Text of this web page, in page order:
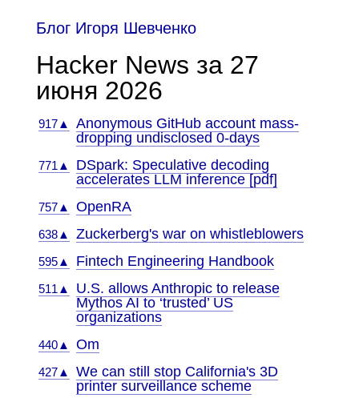
Блог Игоря Шевченко
Hacker News за 27
июня 2026
917▲
Anonymous GitHub account mass-
dropping undisclosed 0-days
771▲
DSpark: Speculative decoding
accelerates LLM inference [pdf]
757▲ OpenRA
638▲ Zuckerberg's war on whistleblowers
595▲ Fintech Engineering Handbook
511▲
U.S. allows Anthropic to release
Mythos AI to ‘trusted’ US
organizations
440▲ Om
427▲
We can still stop California's 3D
printer surveillance scheme